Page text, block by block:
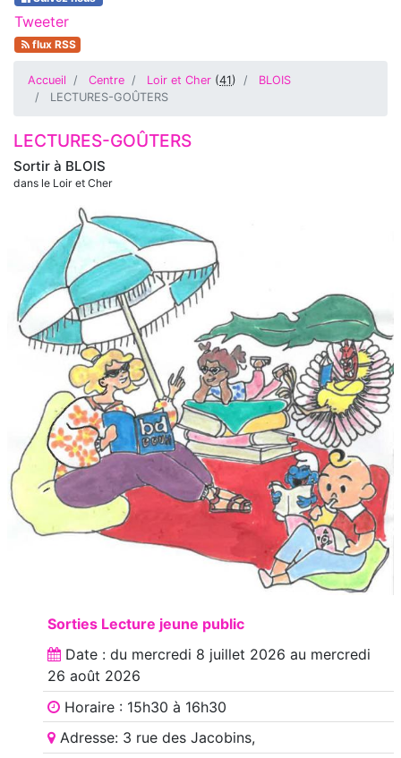
Tweeter
flux RSS
Accueil Centre Loir et Cher (41)
BLOIS
LECTURES-GOÛTERS
Sortir à BLOIS
dans le Loir et Cher
LECTURES-GOÛTERS
Sorties Lecture jeune public
Date : du mercredi 8 juillet 2026 au mercredi
26 août 2026
Horaire : 15h30 à 16h30
Adresse: 3 rue des Jacobins,